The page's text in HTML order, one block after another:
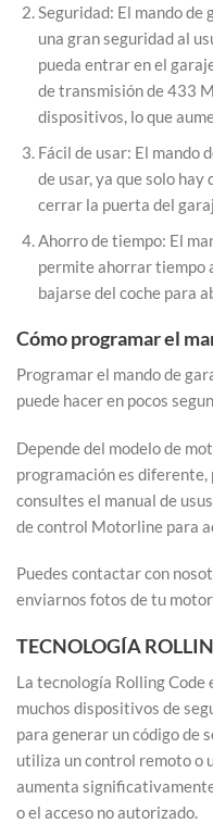
Seguridad: El mando
una gran seguridad al
pueda entrar en el
de transmisión de 433
dispositivos, lo que
Fácil de usar: El mando
de usar, ya que solo
cerrar la puerta del
Ahorro de tiempo: El
permite ahorrar tiempo
bajarse del coche para
Cómo programar el
Programar el mando de
puede hacer en pocos
Depende del modelo de
programación es diferente,
consultes el manual de
de control Motorline para
Puedes contactar con
enviarnos fotos de tu
TECNOLOGÍA
La tecnología Rolling
muchos dispositivos de
para generar un código de
utiliza un control remoto o
aumenta
o el acceso no autorizado.